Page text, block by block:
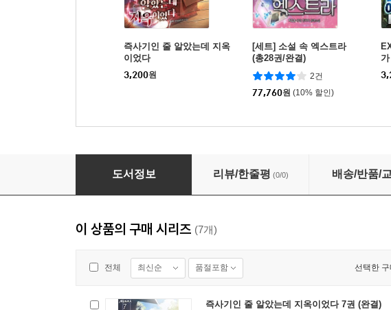
즉사기인 줄 알았는데 지옥
이었다
3,200원
[세트] 소설 속 엑스트라
(총28권/완결)
2건
77,760원 (10% 할인)
즉사기인 줄 알았는데 지옥이었다 3권
도서정보 리뷰/한줄평 (0/0) 배송/반품/
이 상품의 구매 시리즈 (7개)
전체 최신순 품절포함 선택한
즉사기인 줄 알았는데 지옥이었다 7권 (완결)